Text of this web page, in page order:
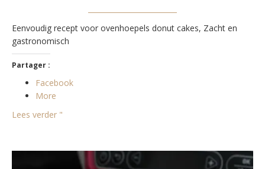
Eenvoudig recept voor ovenhoepels donut cakes, Zacht en
gastronomisch
Partager :
Facebook
More
Lees verder "